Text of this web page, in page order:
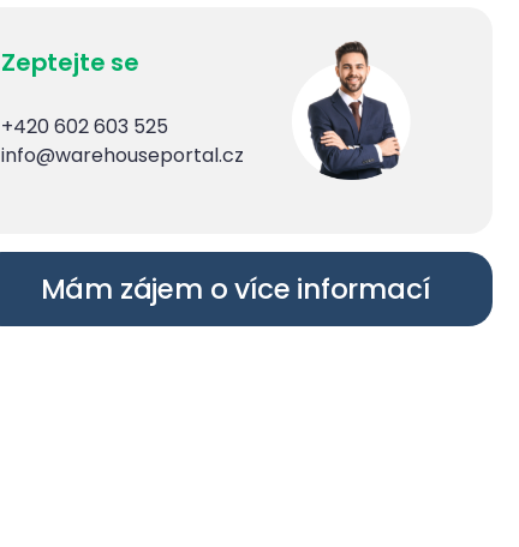
Zeptejte se
+420 602 603 525
info@warehouseportal.cz
Mám zájem o více informací